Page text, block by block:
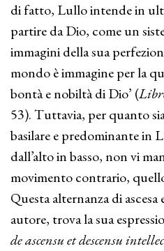
di fatto, Lullo intende in
partire da Dio, come un
immagini della sua
mondo è immagine per la
bontà e nobiltà di Dio’ (
53). Tuttavia, per quanto
basilare e predominante in
dall’alto in basso, non vi
movimento contrario,
Questa alternanza di
autore, trova la sua
de ascensu et descensu